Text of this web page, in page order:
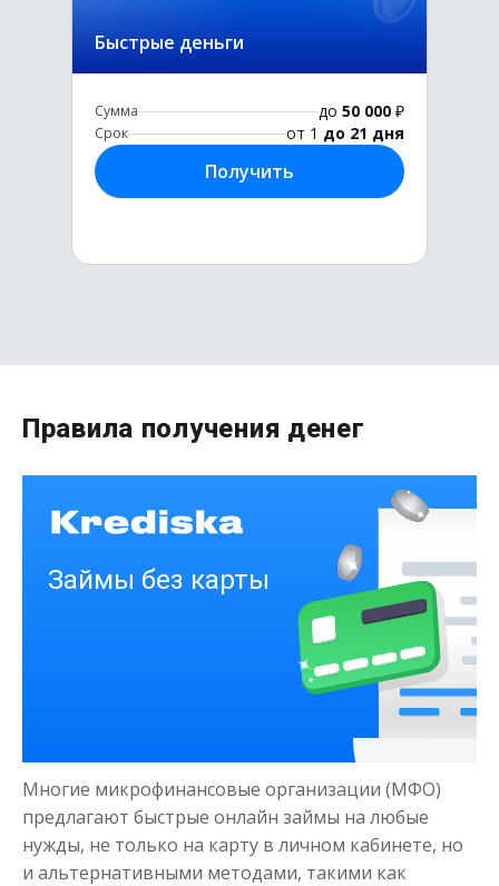
Быстрые деньги
Сумма до 50 000 ₽
Срок от 1 до 21 дня
Получить
Получить
Сумма до 50 000₽
до 21 дня
Получить
Правила получения денег
Многие микрофинансовые организации (МФО)
предлагают быстрые онлайн займы на любые
нужды, не только на карту в личном кабинете, но
и альтернативными методами, такими как